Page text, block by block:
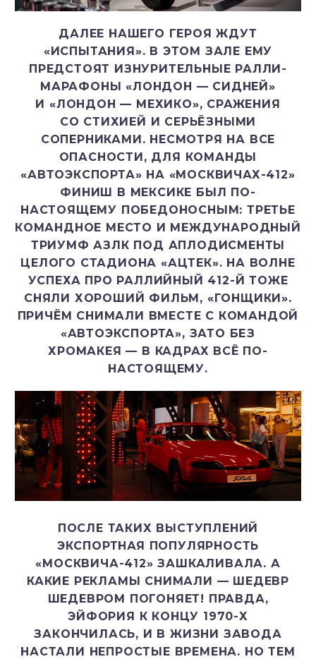
ДАЛЕЕ НАШЕГО ГЕРОЯ ЖДУТ
«ИСПЫТАНИЯ». В ЭТОМ ЗАЛЕ ЕМУ
ПРЕДСТОЯТ ИЗНУРИТЕЛЬНЫЕ РАЛЛИ-
МАРАФОНЫ «ЛОНДОН — СИДНЕЙ»
И «ЛОНДОН — МЕХИКО», СРАЖЕНИЯ
СО СТИХИЕЙ И СЕРЬЁЗНЫМИ
СОПЕРНИКАМИ. НЕСМОТРЯ НА ВСЕ
ОПАСНОСТИ, ДЛЯ КОМАНДЫ
«АВТОЭКСПОРТА» НА «МОСКВИЧАХ-412»
ФИНИШ В МЕКСИКЕ БЫЛ ПО-
НАСТОЯЩЕМУ ПОБЕДОНОСНЫМ: ТРЕТЬЕ
КОМАНДНОЕ МЕСТО И МЕЖДУНАРОДНЫЙ
ТРИУМФ АЗЛК ПОД АПЛОДИСМЕНТЫ
ЦЕЛОГО СТАДИОНА «АЦТЕК». НА ВОЛНЕ
УСПЕХА ПРО РАЛЛИЙНЫЙ 412-Й ТОЖЕ
СНЯЛИ ХОРОШИЙ ФИЛЬМ, «ГОНЩИКИ».
ПРИЧЁМ СНИМАЛИ ВМЕСТЕ С КОМАНДОЙ
«АВТОЭКСПОРТА», ЗАТО БЕЗ
ХРОМАКЕЯ — В КАДРАХ ВСЁ ПО-
НАСТОЯЩЕМУ.
ПОСЛЕ ТАКИХ ВЫСТУПЛЕНИЙ
ЭКСПОРТНАЯ ПОПУЛЯРНОСТЬ
«МОСКВИЧА-412» ЗАШКАЛИВАЛА. А
КАКИЕ РЕКЛАМЫ СНИМАЛИ — ШЕДЕВР
ШЕДЕВРОМ ПОГОНЯЕТ! ПРАВДА,
ЭЙФОРИЯ К КОНЦУ 1970-Х
ЗАКОНЧИЛАСЬ, И В ЖИЗНИ ЗАВОДА
НАСТАЛИ НЕПРОСТЫЕ ВРЕМЕНА. НО ТЕМ